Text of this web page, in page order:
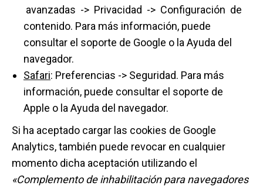
avanzadas -> Privacidad -> Configuración de
contenido. Para más información, puede
consultar el soporte de Google o la Ayuda del
navegador.
Safari: Preferencias -> Seguridad. Para más
información, puede consultar el soporte de
Apple o la Ayuda del navegador.
Si ha aceptado cargar las cookies de Google
Analytics, también puede revocar en cualquier
momento dicha aceptación utilizando el
«Complemento de inhabilitación para navegadores